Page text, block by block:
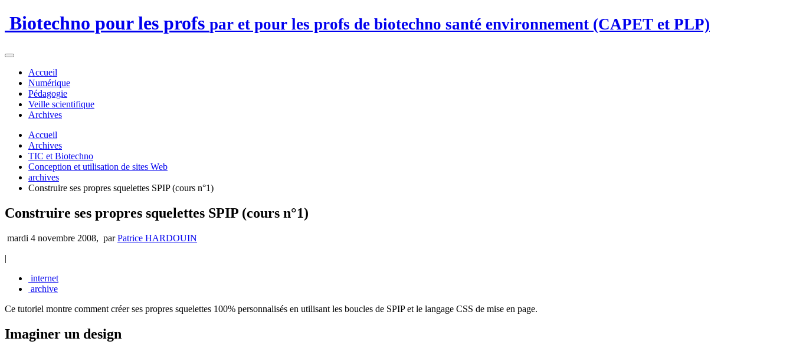
Biotechno pour les profs par et pour les profs de biotechno santé environnement (CAPET et PLP)
Accueil
Numérique
Pédagogie
Veille scientifique
Archives
Accueil
Archives
TIC et Biotechno
Conception et utilisation de sites Web
archives
Construire ses propres squelettes SPIP (cours n°1)
Construire ses propres squelettes SPIP (cours n°1)
mardi 4 novembre 2008, parPatrice HARDOUIN
|
internet
archive
Ce tutoriel montre comment créer ses propres squelettes 100% personnalisés en utilisant les boucles de SPIP et le langage CSS de mise en page.
Imaginer un design